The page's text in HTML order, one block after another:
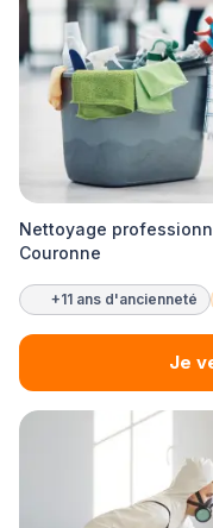
Nettoyage
Couronne
+11 ans d'ancienneté
Je